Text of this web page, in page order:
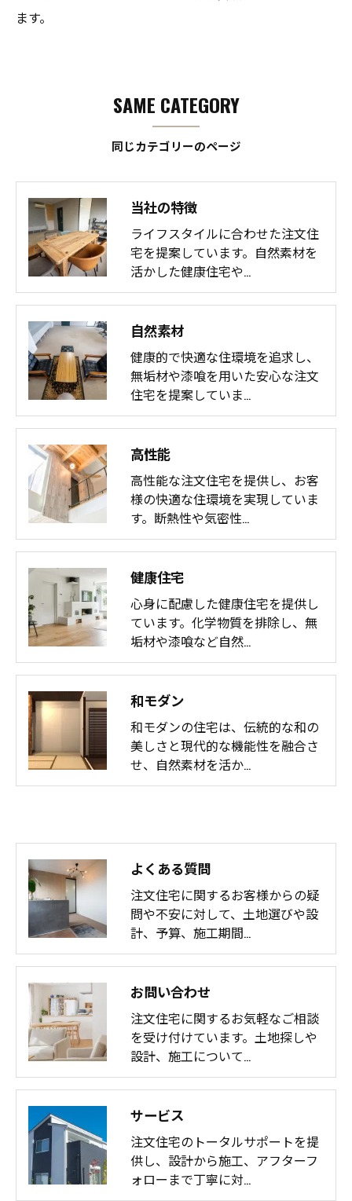
ます。
同じカテゴリーのページ
SAME CATEGORY
当社の特徴
ライフスタイルに合わせた注文住
宅を提案しています。自然素材を
活かした健康住宅や…
自然素材
健康的で快適な住環境を追求し、
無垢材や漆喰を用いた安心な注文
住宅を提案していま…
高性能
高性能な注文住宅を提供し、お客
様の快適な住環境を実現していま
す。断熱性や気密性…
健康住宅
心身に配慮した健康住宅を提供し
ています。化学物質を排除し、無
垢材や漆喰など自然…
和モダン
和モダンの住宅は、伝統的な和の
美しさと現代的な機能性を融合さ
せ、自然素材を活か…
よくある質問
注文住宅に関するお客様からの疑
問や不安に対して、土地選びや設
計、予算、施工期間…
お問い合わせ
注文住宅に関するお気軽なご相談
を受け付けています。土地探しや
設計、施工について…
サービス
注文住宅のトータルサポートを提
供し、設計から施工、アフターフ
ォローまで丁寧に対…